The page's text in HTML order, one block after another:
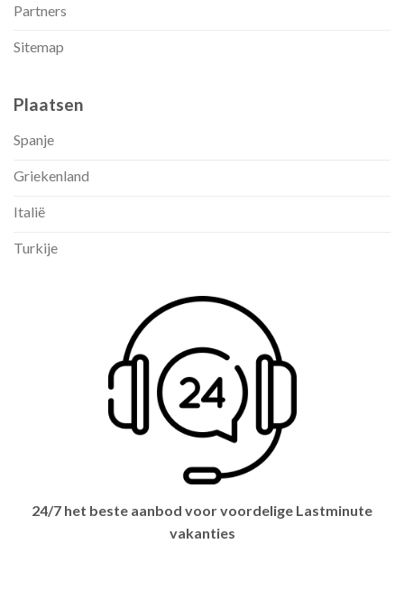
Partners
Sitemap
Plaatsen
Spanje
Griekenland
Italië
Turkije
24/7 het beste aanbod voor voordelige Lastminute
vakanties